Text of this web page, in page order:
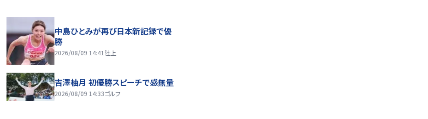
中島ひとみが再び日本新記録で優
勝
2026/08/09 14:41 陸上
吉澤柚月 初優勝スピーチで感無量
2026/08/09 14:33ゴルフ